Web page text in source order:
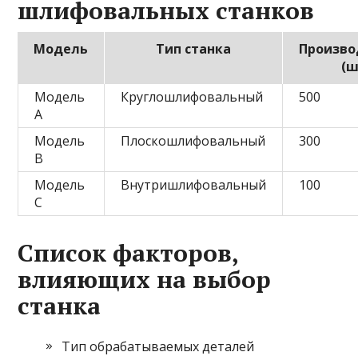
шлифовальных станков
Модель Тип станка
Модель
А
Круглошлифовальный 500
Модель
В
Плоскошлифовальный 300
Модель
С
Внутришлифовальный 100
Список факторов,
влияющих на выбор
станка
Тип обрабатываемых деталей